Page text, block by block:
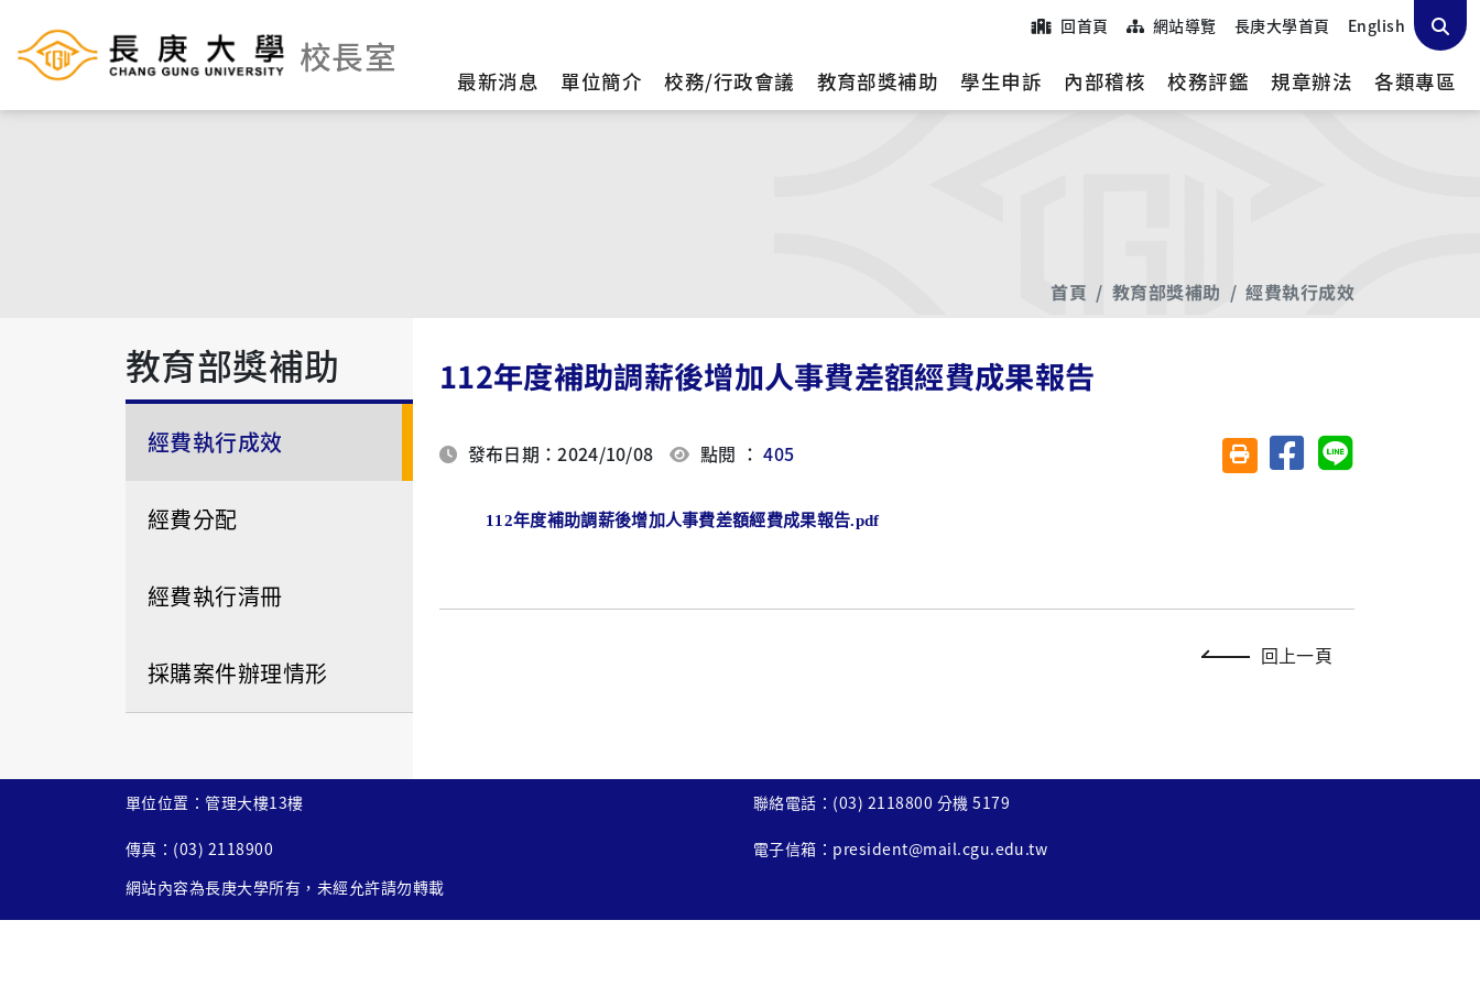
校長室
回首頁 網站導覽 長庚大學首頁 English
最新消息 單位簡介 校務/行政會議 教育部獎補助 學生申訴 內部稽核 校務評鑑 規章辦法 各類專區
首頁 教育部獎補助 經費執行成效
教育部獎補助
經費執行成效
經費分配
經費執行清冊
採購案件辦理情形
112年度補助調薪後增加人事費差額經費成果報告
發布日期：2024/10/08 點閱 ：405 友善列印(另開視窗)
分享至臉書分享至 Line
112年度補助調薪後增加人事費差額經費成果報告.pdf
回上一頁
單位位置：管理大樓13樓 聯絡電話：(03) 2118800 分機 5179
傳真：(03) 2118900 電子信箱： president@mail.cgu.edu.tw
網站內容為長庚大學所有，未經允許請勿轉載